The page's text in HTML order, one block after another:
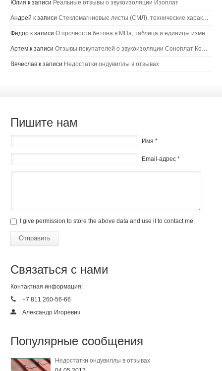
Юлия к записи Реальные отзывы о звукоизоляции Изоплат
Андрей к записиСтекломагниевые листы (СМЛ), технические характеристики, цена, выводы
Фёдор к записиО прочности бетона в МПа, таблица и единицы измерения
Артем к записиОтзывы покупателей о звукоизоляции Соноплат Комби
Вячеслав к записи Недостатки ондувиллы в отзывах
Пишите нам
Имя *
Email-адрес *
I give permission to store the above data and use it to contact me.
Отправить
Связаться с нами
Контактная информация:
+7 811 260-56-66
Александр Игоревич
Популярные сообщения
Недостатки ондувиллы в отзывах